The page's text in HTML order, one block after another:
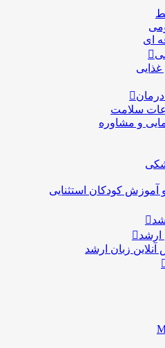
ای
غذایی
سلامت
و مشاوره
آموزش کودکان استثنایی
ارشد
آنلاین زبان ارشد